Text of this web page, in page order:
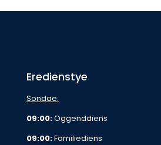
Eredienstye
Sondae:
09:00:Oggenddiens
09:00:Familiediens